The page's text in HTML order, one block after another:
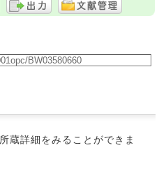
蔵詳細をみることができま